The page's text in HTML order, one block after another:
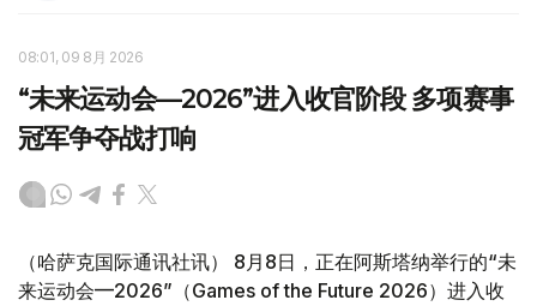
08:01, 09 8月 2026
“未来运动会—2026”进入收官阶段 多项赛事
冠军争夺战打响
（哈萨克国际通讯社讯） 8月8日，正在阿斯塔纳举行的“未
来运动会—2026”（Games of the Future 2026）进入收